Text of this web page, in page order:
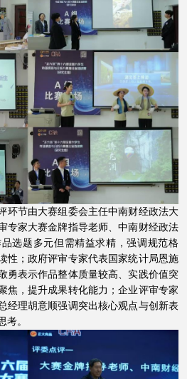
环节由大赛组委会主任中南财经政法大
专家大赛金牌指导老师、中南财经政法
选题多元但需精益求精，强调规范格
性；政府评审专家代表国家统计局恩施
勇表示作品整体质量较高、实践价值突
焦，提升成果转化能力；企业评审专家
经理胡意顺强调突出核心观点与创新表
考。